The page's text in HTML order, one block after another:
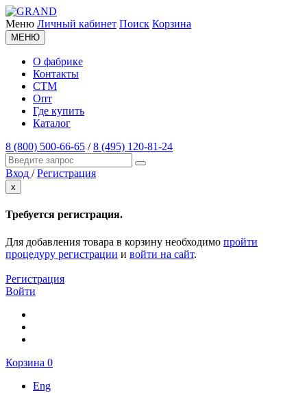
Меню Личный кабинет Поиск Корзина
МЕНЮ
О фабрике
Контакты
СТМ
Опт
Где купить
Каталог
8 (800) 500-66-65 /8 (495) 120-81-24
Вход / Регистрация
x
Требуется регистрация.
Для добавления товара в корзину необходимо пройти
процедуру регистрации и войти на сайт.
Регистрация
Войти
Корзина 0
Eng